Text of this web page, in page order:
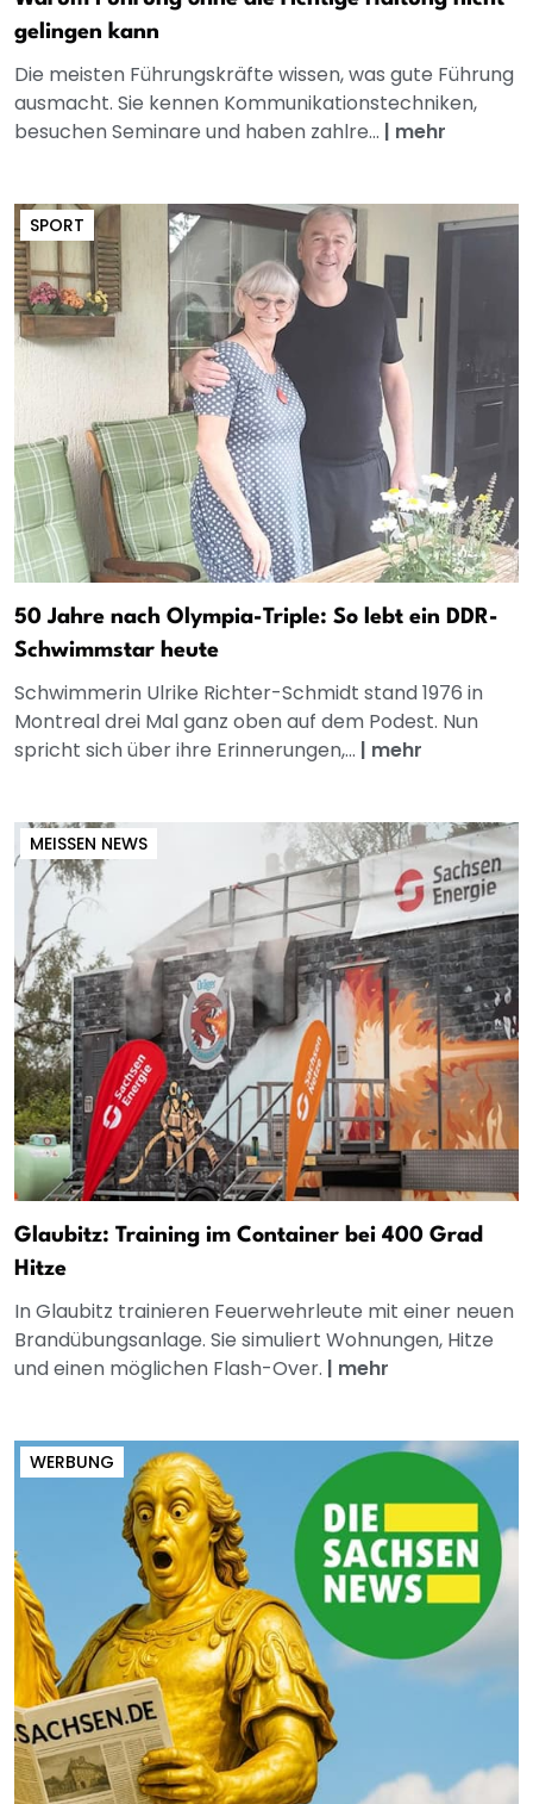
gelingen kann
Die meisten Führungskräfte wissen, was gute Führung
ausmacht. Sie kennen Kommunikationstechniken,
besuchen Seminare und haben zahlre... | mehr
SPORT
50 Jahre nach Olympia-Triple: So lebt ein DDR-
Schwimmstar heute
Schwimmerin Ulrike Richter-Schmidt stand 1976 in
Montreal drei Mal ganz oben auf dem Podest. Nun
spricht sich über ihre Erinnerungen,... | mehr
MEISSEN NEWS
Glaubitz: Training im Container bei 400 Grad
Hitze
In Glaubitz trainieren Feuerwehrleute mit einer neuen
Brandübungsanlage. Sie simuliert Wohnungen, Hitze
und einen möglichen Flash-Over. | mehr
WERBUNG